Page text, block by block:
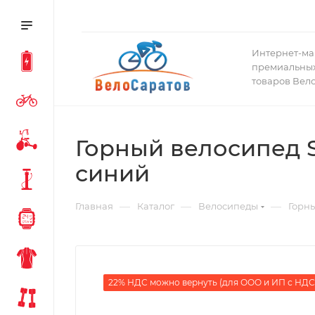
Интернет-
товаров
Горный велосипед
синий
Главная — Каталог — Велосипеды —
22% НДС можно вернуть (для ООО и ИП с